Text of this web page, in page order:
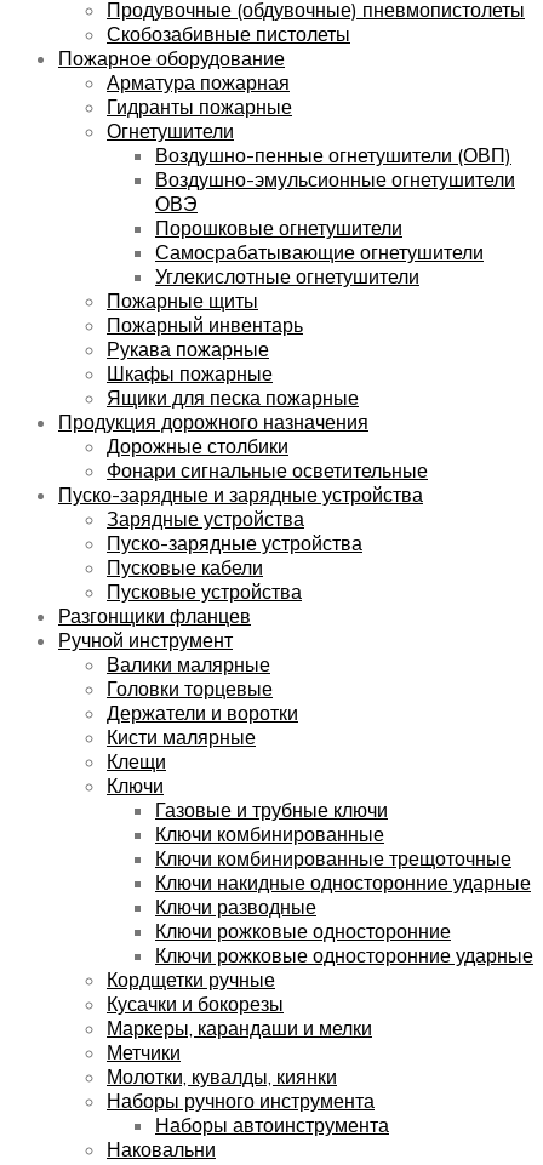
Продувочные (обдувочные) пневмопистолеты
Скобозабивные пистолеты
Пожарное оборудование
Арматура пожарная
Гидранты пожарные
Огнетушители
Воздушно-пенные огнетушители (ОВП)
Воздушно-эмульсионные огнетушители
ОВЭ
Порошковые огнетушители
Самосрабатывающие огнетушители
Углекислотные огнетушители
Пожарные щиты
Пожарный инвентарь
Рукава пожарные
Шкафы пожарные
Ящики для песка пожарные
Продукция дорожного назначения
Дорожные столбики
Фонари сигнальные осветительные
Пуско-зарядные и зарядные устройства
Зарядные устройства
Пуско-зарядные устройства
Пусковые кабели
Пусковые устройства
Разгонщики фланцев
Ручной инструмент
Валики малярные
Головки торцевые
Держатели и воротки
Кисти малярные
Клещи
Ключи
Газовые и трубные ключи
Ключи комбинированные
Ключи комбинированные трещоточные
Ключи накидные односторонние ударные
Ключи разводные
Ключи рожковые односторонние
Ключи рожковые односторонние ударные
Кордщетки ручные
Кусачки и бокорезы
Маркеры, карандаши и мелки
Метчики
Молотки, кувалды, киянки
Наборы ручного инструмента
Наборы автоинструмента
Наковальни